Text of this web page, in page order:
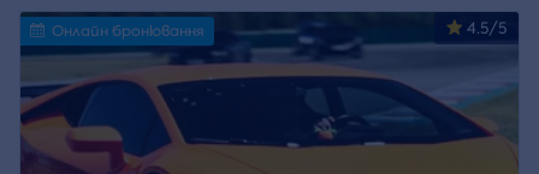
4.5/5
Онлайн бронювання